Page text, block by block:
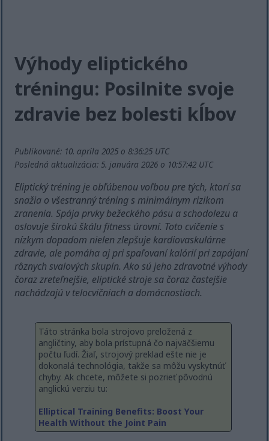
Výhody eliptického
tréningu: Posilnite svoje
zdravie bez bolesti kĺbov
Publikované: 10. apríla 2025 o 8:36:25 UTC
Posledná aktualizácia: 5. januára 2026 o 10:57:42 UTC
Eliptický tréning je obľúbenou voľbou pre tých, ktorí sa
snažia o všestranný tréning s minimálnym rizikom
zranenia. Spája prvky bežeckého pásu a schodolezu a
oslovuje širokú škálu fitness úrovní. Toto cvičenie s
nízkym dopadom nielen zlepšuje kardiovaskulárne
zdravie, ale pomáha aj pri spaľovaní kalórií pri zapájaní
rôznych svalových skupín. Ako sú jeho zdravotné výhody
čoraz zreteľnejšie, eliptické stroje sa čoraz častejšie
nachádzajú v telocvičniach a domácnostiach.
Táto stránka bola strojovo preložená z
angličtiny, aby bola prístupná čo najväčšiemu
počtu ľudí. Žiaľ, strojový preklad ešte nie je
dokonalá technológia, takže sa môžu vyskytnúť
chyby. Ak chcete, môžete si pozrieť pôvodnú
anglickú verziu tu:
Elliptical Training Benefits: Boost Your
Health Without the Joint Pain